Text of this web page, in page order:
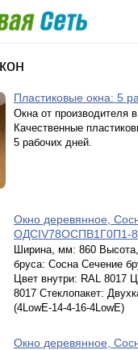
Пластиковые окна: 5
Окна от производителя
Качественные
5 рабочих дней.
Окно деревянное,
ОДСIV78ОСПВ1Г0П1-
Ширина, мм: 860
бруса: Сосна Сечение
Цвет внутри: RAL 8017
8017 Стеклопакет:
(4LowE-14-4-16-4LowE)
Окно деревянное,